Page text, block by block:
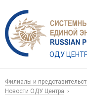
ОДУ
Филиалы и
Новости ОДУ Центра